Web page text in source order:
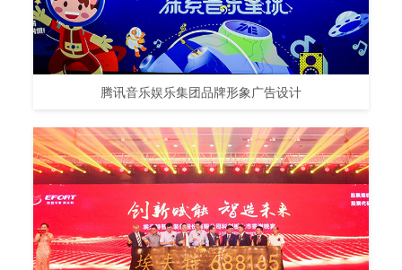
腾讯音乐娱乐集团品牌形象广告设计